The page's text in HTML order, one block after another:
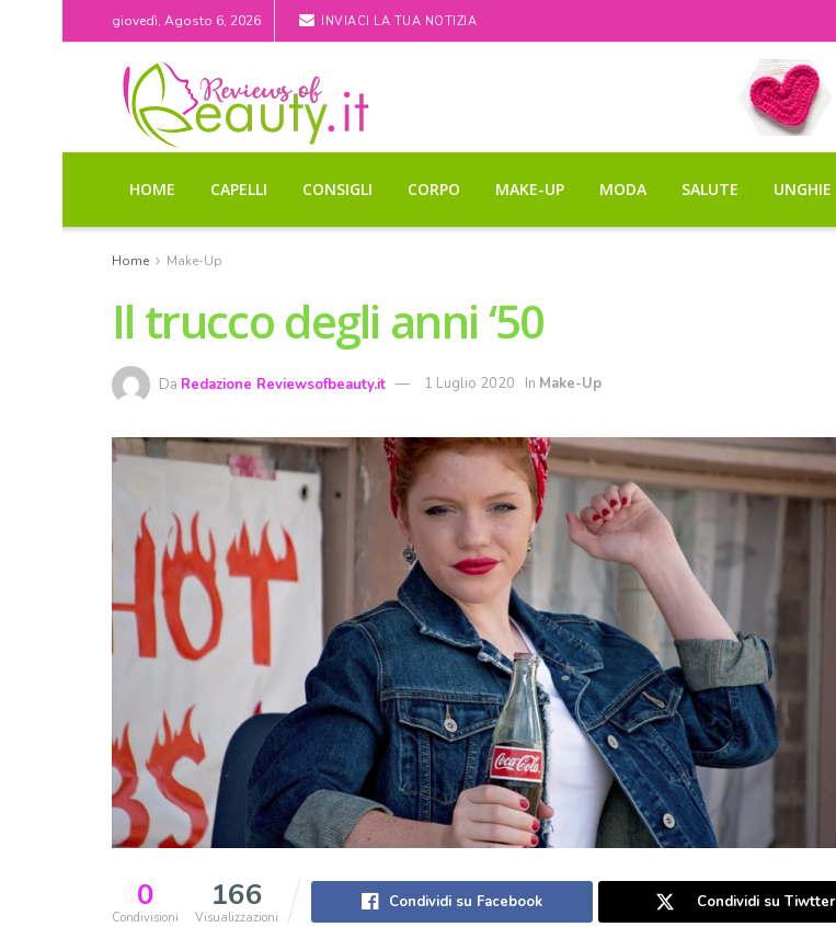
giovedì, Agosto 6, 2026 INVIACI LA TUA NOTIZIA
HOME CAPELLI CONSIGLI CORPO MAKE-UP MODA SALUTE UNGHIE
Home Make-Up
Il trucco degli anni ‘50
Da Redazione Reviewsofbeauty.it 1 Luglio 2020 In Make-Up
0
Condivisioni
166
Visualizzazioni
Condividi su Facebook Condividi su Tiwtter